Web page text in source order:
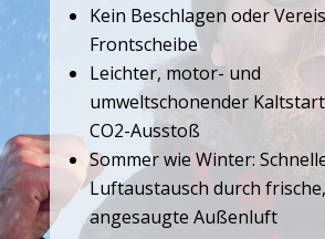
Kein Beschlagen oder
Frontscheibe
Leichter, motor- und
umweltschonender
CO2-Ausstoß
Sommer wie Winter:
Luftaustausch durch frische,
angesaugte Außenluft